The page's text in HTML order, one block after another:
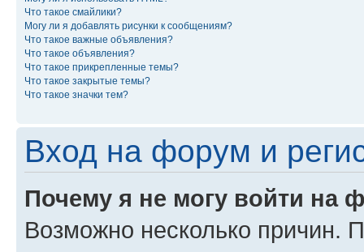
Что такое смайлики?
Могу ли я добавлять рисунки к сообщениям?
Что такое важные объявления?
Что такое объявления?
Что такое прикрепленные темы?
Что такое закрытые темы?
Что такое значки тем?
Вход на форум и
Почему я не могу войти на
Возможно несколько причин.